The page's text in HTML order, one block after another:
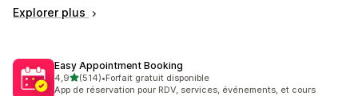
Explorer plus
Easy Appointment Booking
4,9étoile(s) sur 5
(514)
514 avis au total
•Forfait gratuit disponible
App de réservation pour RDV, services, événements, et cours